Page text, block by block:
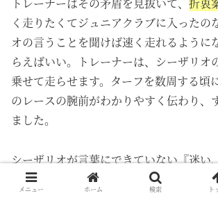
く走りたくてジュニアクラブに入ったの
オの言うことを聞けば速く走れるように
らえばいい。トレーナーは、シーザリオ
乗せて走らせます。ターフを数周する頃
のレースの腕前がわかりやすく伝わり、
ました。
シーザリオが言葉にできていない『迷い
』、その全てを瞬時に見抜き、納得で
メニュー ホーム 検索 ト